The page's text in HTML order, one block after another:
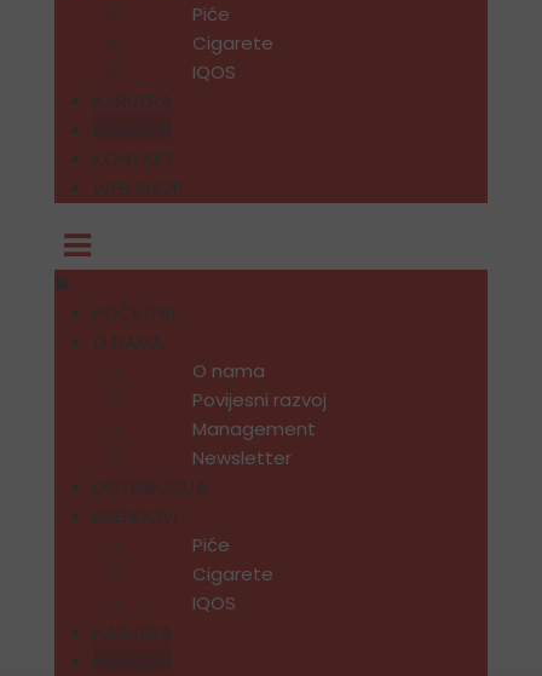
Piće
Cigarete
IQOS
KARIJERA
NOVOSTI
KONTAKT
WEB SHOP
POČETNA
O NAMA
O nama
Povijesni razvoj
Management
Newsletter
DISTRIBUCIJA
BRENDOVI
Piće
Cigarete
IQOS
KARIJERA
NOVOSTI